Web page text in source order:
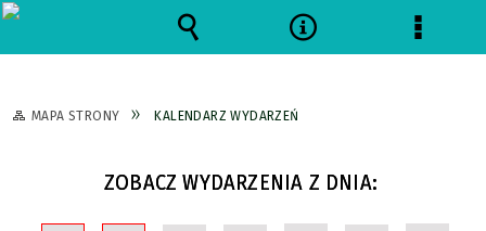
MAPA STRONY KALENDARZ WYDARZEŃ
ZOBACZ WYDARZENIA Z DNIA:
WyszukiwarkaNarzędzia Menu